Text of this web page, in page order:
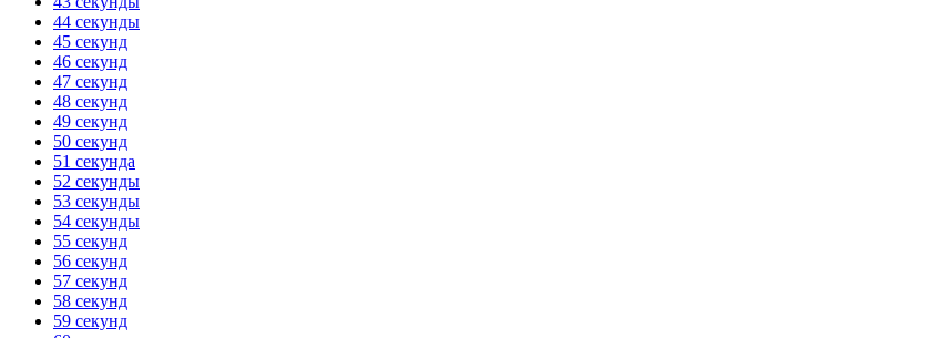
44 секунды
45 секунд
46 секунд
47 секунд
48 секунд
49 секунд
50 секунд
51 секунда
52 секунды
53 секунды
54 секунды
55 секунд
56 секунд
57 секунд
58 секунд
59 секунд